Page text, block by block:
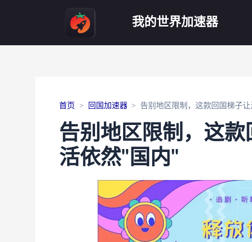
我的世界加速器
首页 回国加速器 告别地区限制，这款回国梯子
告别地区限制，这
活依然"国内"